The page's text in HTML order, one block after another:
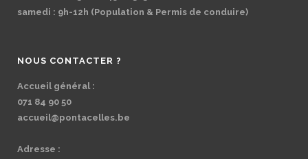
samedi : 9h-12h (Population & Permis de conduire)
NOUS CONTACTER ?
Accueil général :
071 84 90 50
accueil@pontacelles.be
Adresse :